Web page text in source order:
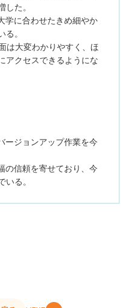
た。
学に合わせたきめ細やか
。
は大変わかりやすく、ほ
アクセスできるようにな
ージョンアップ作業を今
の信頼を寄せており、今
る。